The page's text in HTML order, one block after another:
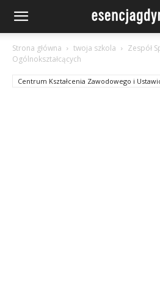
Strona główna twoja szkola
Zespół
Ogólnokształcących
Centrum Kształcenia Zawodowego i